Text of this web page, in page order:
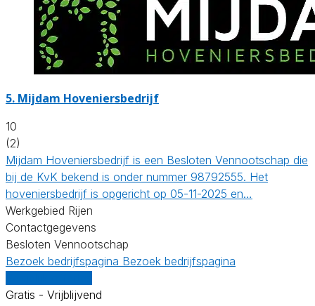
5. Mijdam Hoveniersbedrijf
10
(2)
Mijdam Hoveniersbedrijf is een Besloten Vennootschap die
bij de KvK bekend is onder nummer 98792555. Het
hoveniersbedrijf is opgericht op 05-11-2025 en…
Werkgebied Rijen
Contactgegevens
Besloten Vennootschap
Bezoek bedrijfspagina Bezoek bedrijfspagina
Gratis - Vrijblijvend